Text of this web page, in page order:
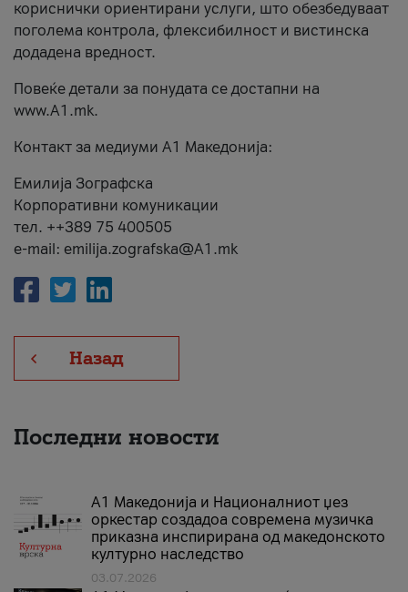
кориснички ориентирани услуги, што обезбедуваат
поголема контрола, флексибилност и вистинска
додадена вредност.
Повеќе детали за понудата се достапни на
www.А1.mk.
Контакт за медиуми А1 Македонија:
Емилија Зографска
Корпоративни комуникации
тел. ++389 75 400505
e-mail: emilija.zografska@A1.mk
Назад
Последни новости
А1 Македонија и Националниот џез
оркестар создадоа современа музичка
приказна инспирирана од македонското
културно наследство
03.07.2026